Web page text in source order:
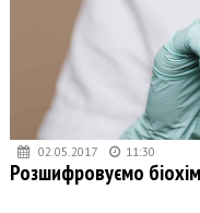
02.05.2017 11:30
Розшифровуємо